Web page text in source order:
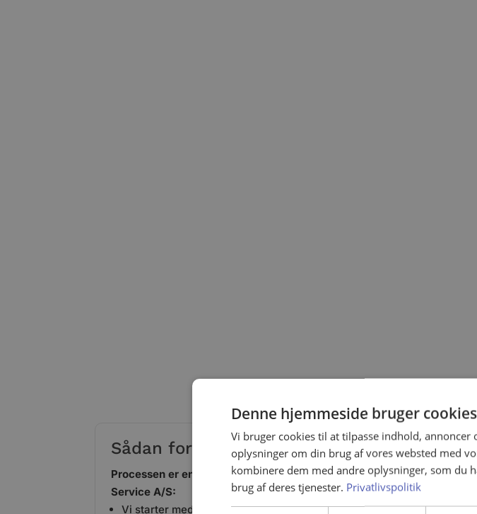
Sådan foregår monteringen af solceller
Processen er enkel og effektiv, når du vælger Dalmose EL-
Service A/S:
Vi starter med en uforpligtende samtale og gennemgang af
Denne hjemmeside bruger cookies
Vi bruger cookies til at tilpasse indhold, annoncer
oplysninger om din brug af vores websted med
kombinere dem med andre oplysninger, som du
brug af deres tjenester. Privatlivspolitik